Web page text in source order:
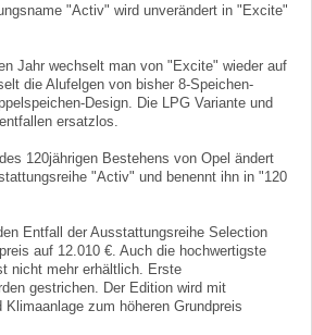
"Activ" wird unverändert in "Excite"
Jahr wechselt man von "Excite" wieder auf
die Alufelgen von bisher 8-Speichen-
Design. Die LPG Variante und
ersatzlos.
120jährigen Bestehens von Opel ändert
"Activ" und benennt ihn in "120
Entfall der Ausstattungsreihe Selection
auf 12.010 €. Auch die hochwertigste
nicht mehr erhältlich. Erste
gestrichen. Der Edition wird mit
zum höheren Grundpreis